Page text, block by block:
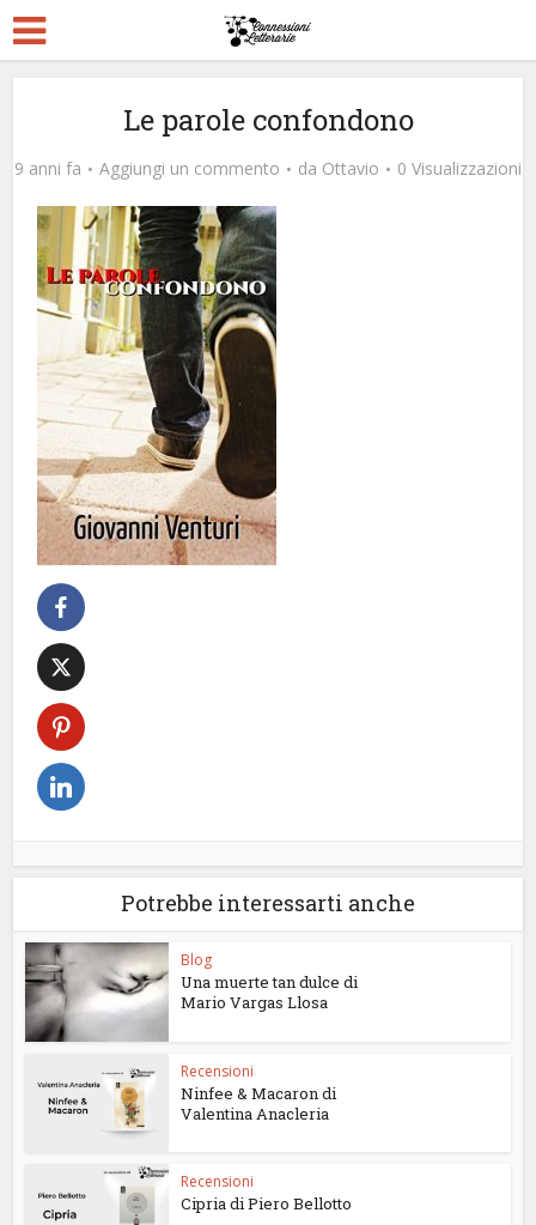
Le parole confondono
9 anni fa Aggiungi un commento da Ottavio 0 Visualizzazioni
Potrebbe interessarti anche
Blog
Una muerte tan dulce di
Mario Vargas Llosa
Recensioni
Ninfee & Macaron di
Valentina Anacleria
Recensioni
Cipria di Piero Bellotto